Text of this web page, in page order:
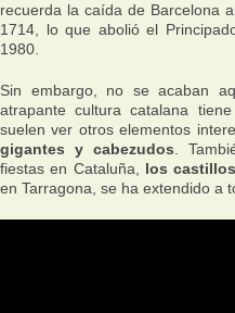
recuerda la caída de Barcelona
1714, lo que abolió el
1980.
Sin embargo, no se acaban
atrapante cultura catalana
suelen ver otros elementos
gigantes y cabezudos .
fiestas en Cataluña, los
en Tarragona, se ha extendido a